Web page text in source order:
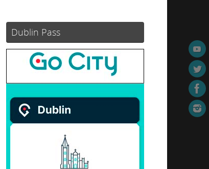
Dublin Pass